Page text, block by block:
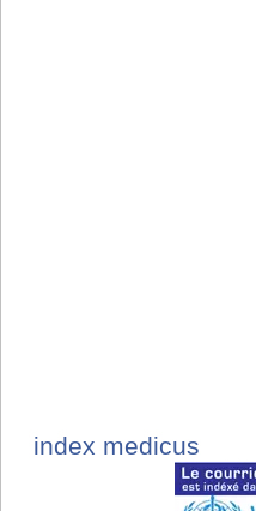
index medicus